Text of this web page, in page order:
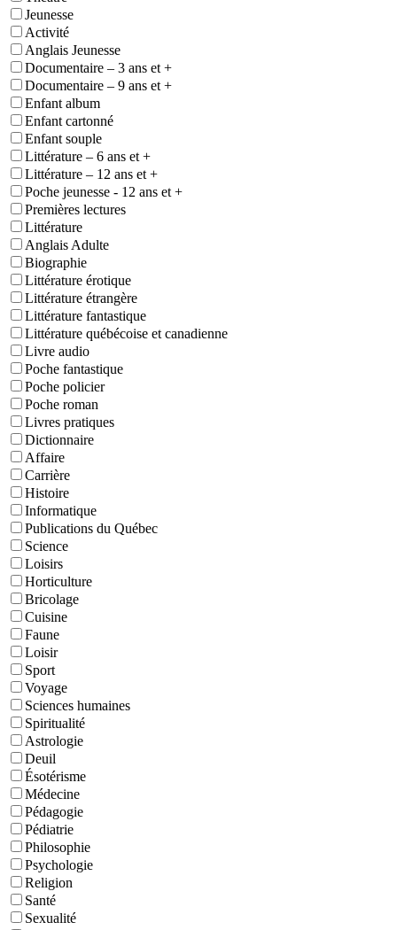
Jeunesse
Activité
Anglais Jeunesse
Documentaire – 3 ans et +
Documentaire – 9 ans et +
Enfant album
Enfant cartonné
Enfant souple
Littérature – 6 ans et +
Littérature – 12 ans et +
Poche jeunesse - 12 ans et +
Premières lectures
Littérature
Anglais Adulte
Biographie
Littérature érotique
Littérature étrangère
Littérature fantastique
Littérature québécoise et canadienne
Livre audio
Poche fantastique
Poche policier
Poche roman
Livres pratiques
Dictionnaire
Affaire
Carrière
Histoire
Informatique
Publications du Québec
Science
Loisirs
Horticulture
Bricolage
Cuisine
Faune
Loisir
Sport
Voyage
Sciences humaines
Spiritualité
Astrologie
Deuil
Ésotérisme
Médecine
Pédagogie
Pédiatrie
Philosophie
Psychologie
Religion
Santé
Sexualité